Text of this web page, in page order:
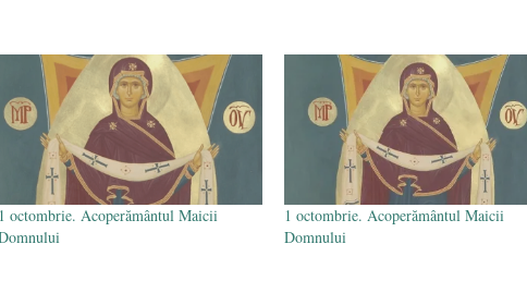
1 octombrie. Acoperământul Maicii
1 octombrie. Acoperământul Maicii
Domnului